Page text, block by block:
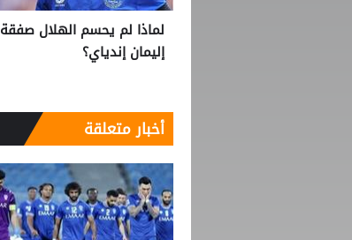
لماذا لم يحسم الهلال صفقة
إليمان إندياي؟
أخبار متعلقة